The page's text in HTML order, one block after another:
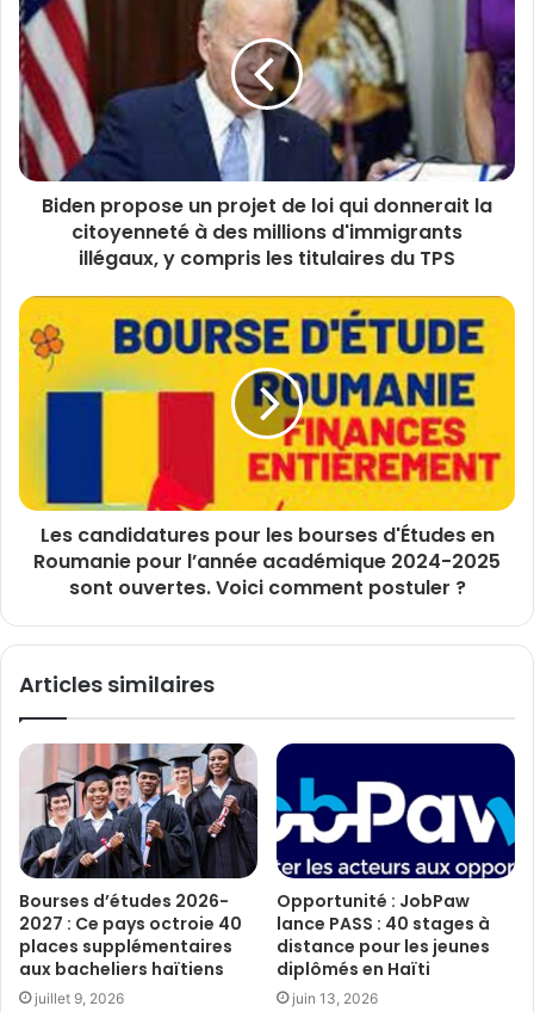
Biden propose un projet de loi qui donnerait la
citoyenneté à des millions d'immigrants
illégaux, y compris les titulaires du TPS
Les candidatures pour les bourses d'Études en
Roumanie pour l’année académique 2024-2025
sont ouvertes. Voici comment postuler ?
Articles similaires
Bourses d’études 2026-
2027 : Ce pays octroie 40
places supplémentaires
aux bacheliers haïtiens
juillet 9, 2026
Opportunité : JobPaw
lance PASS : 40 stages à
distance pour les jeunes
diplômés en Haïti
juin 13, 2026